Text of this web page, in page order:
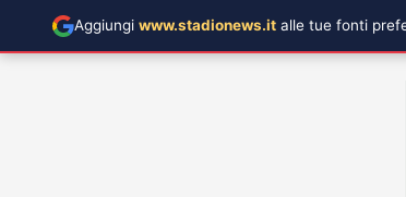
Aggiungi www.stadionews.it alle tue fonti